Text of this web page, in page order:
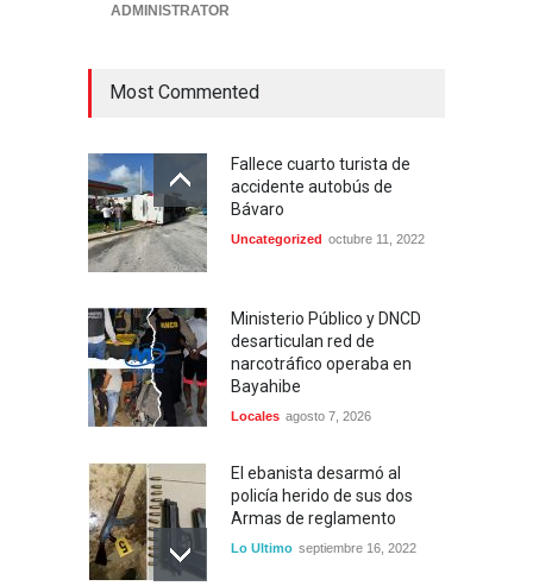
ADMINISTRATOR
Most Commented
Fallece cuarto turista de
accidente autobús de
Bávaro
Uncategorized octubre 11, 2022
Ministerio Público y DNCD
desarticulan red de
narcotráfico operaba en
Bayahibe
Locales agosto 7, 2026
El ebanista desarmó al
policía herido de sus dos
Armas de reglamento
Lo Ultimo septiembre 16, 2022